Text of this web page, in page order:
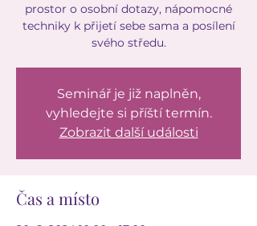
prostor o osobní dotazy, nápomocné
techniky k přijetí sebe sama a posílení
svého středu.
Seminář je již naplněn,
vyhledejte si příští termín.
Zobrazit další události
Čas a místo